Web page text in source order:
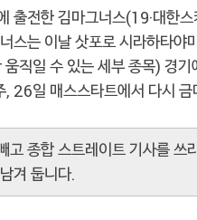
출전한 김마그너스(19·대한
스는 이날 삿포로 시라하타
움직일 수 있는 세부 종목) 경
26일 매스스타트에서 다시 금
고 종합 스트레이트 기사를 쓰
겨 둡니다.